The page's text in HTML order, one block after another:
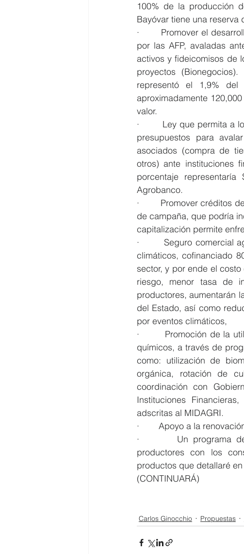
100% de la producción
Bayóvar tiene una reserva
·        Promover el
por las AFP, avaladas
activos y fideicomisos de
proyectos
representó el 1,9% del
aproximadamente
valor.
·        Ley que permita
presupuestos para
asociados (compra de
otros) ante instituciones
porcentaje
Agrobanco.
·        Promover
de campaña, que podría
capitalización permite
·        Seguro
climáticos, cofinanciado
sector, y por ende el
riesgo, menor tasa de
productores, aumentarán
del Estado, así como
por eventos climáticos,
·        Promoción de
químicos, a través de
como: utilización de
orgánica, rotación de
coordinación con
Instituciones
adscritas al MIDAGRI.
·        Apoyo a la
·        Un programa
productores con los
productos que detallaré
(CONTINUARÁ)
Carlos Ginocchio Propuestas